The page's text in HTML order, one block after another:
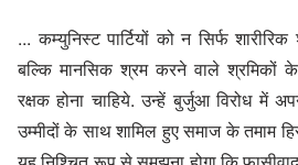
... कम्युनिस्ट पार्टियों को न सिर्फ
बल्कि मानसिक श्रम करने वाले श्रमिकों के
रक्षक होना चाहिये. उन्हें बुर्जुआ विरोध में
उम्मीदों के साथ शामिल हुए समाज के तमाम